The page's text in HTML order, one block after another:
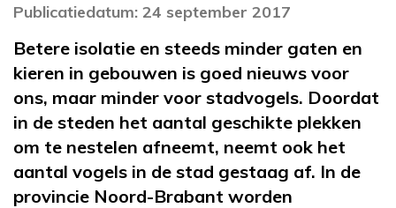
Publicatiedatum: 24 september 2017
Betere isolatie en steeds minder gaten en
kieren in gebouwen is goed nieuws voor
ons, maar minder voor stadvogels. Doordat
in de steden het aantal geschikte plekken
om te nestelen afneemt, neemt ook het
aantal vogels in de stad gestaag af. In de
provincie Noord-Brabant worden